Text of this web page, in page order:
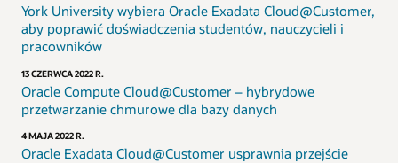
York University wybiera Oracle Exadata Cloud@Customer,
aby poprawić doświadczenia studentów, nauczycieli i
pracowników
13 CZERWCA 2022 R.
Oracle Compute Cloud@Customer – hybrydowe
przetwarzanie chmurowe dla bazy danych
4 MAJA 2022 R.
Oracle Exadata Cloud@Customer usprawnia przejście